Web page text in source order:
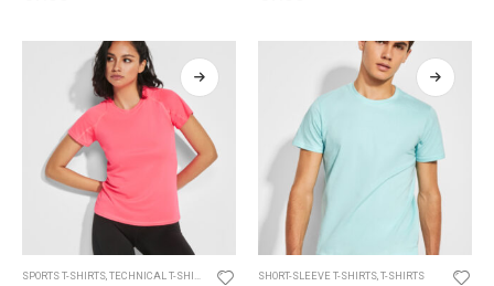
SPORTS T-SHIRTS,TECHNICAL T-SHIRTS AND POLO SHIRTS SHORT-SLEEVE T-SHIRTS,T-SHIRTS